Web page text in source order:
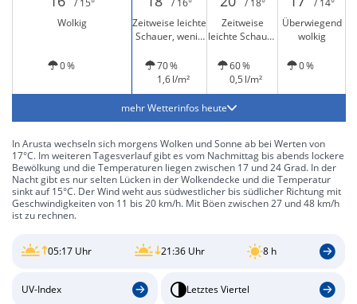
/ 15° / 16° / 18°
/ 14°
Wolkig
Zeitweise leichte
Schauer, wenig
windig
Zeitweise
leichte Schauer
Überwiegend
wolkig
0 %
70 %
1,6 l/m²
60 %
0,5 l/m²
0 %
mehr Wetterinfos heute
In Arusta wechseln sich morgens Wolken und Sonne ab bei Werten von
17°C. Im weiteren Tagesverlauf gibt es vom Nachmittag bis abends lockere
Bewölkung und die Temperaturen liegen zwischen 17 und 24 Grad. In der
Nacht gibt es nur selten Lücken in der Wolkendecke und die Temperatur
sinkt auf 15°C. Der Wind weht aus südwestlicher bis südlicher Richtung mit
Geschwindigkeiten von 11 bis 20 km/h. Mit Böen zwischen 27 und 48 km/h
ist zu rechnen.
05:17 Uhr 21:36 Uhr 8 h
UV-Index Letztes Viertel